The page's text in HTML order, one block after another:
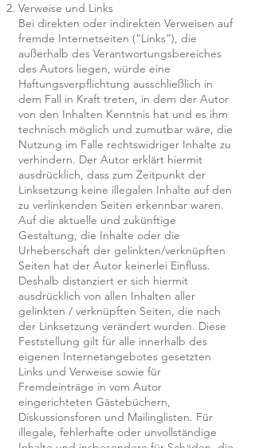
Verweise und Links
Bei direkten oder indirekten Verweisen auf
fremde Internetseiten (“Links”), die
außerhalb des Verantwortungsbereiches
des Autors liegen, würde eine
Haftungsverpflichtung ausschließlich in
dem Fall in Kraft treten, in dem der Autor
von den Inhalten Kenntnis hat und es ihm
technisch möglich und zumutbar wäre, die
Nutzung im Falle rechtswidriger Inhalte zu
verhindern. Der Autor erklärt hiermit
ausdrücklich, dass zum Zeitpunkt der
Linksetzung keine illegalen Inhalte auf den
zu verlinkenden Seiten erkennbar waren.
Auf die aktuelle und zukünftige
Gestaltung, die Inhalte oder die
Urheberschaft der gelinkten/verknüpften
Seiten hat der Autor keinerlei Einfluss.
Deshalb distanziert er sich hiermit
ausdrücklich von allen Inhalten aller
gelinkten / verknüpften Seiten, die nach
der Linksetzung verändert wurden. Diese
Feststellung gilt für alle innerhalb des
eigenen Internetangebotes gesetzten
Links und Verweise sowie für
Fremdeinträge in vom Autor
eingerichteten Gästebüchern,
Diskussionsforen und Mailinglisten. Für
illegale, fehlerhafte oder unvollständige